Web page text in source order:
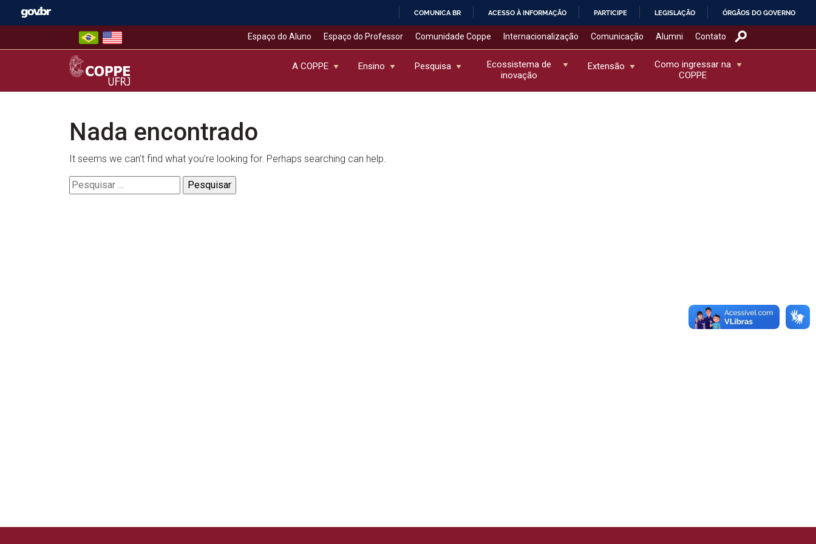
COMUNICA BR ACESSO À INFORMAÇÃO PARTICIPE LEGISLAÇÃO ÓRGÃOS DO GOVERNO
Espaço do Aluno Espaço do Professor Comunidade Coppe Internacionalização Comunicação Alumni Contato
COPPE – UFRJ
A COPPE Ensino Pesquisa
Ecossistema de
inovação
Extensão
Como ingressar na
COPPE
Nada encontrado
It seems we can’t find what you’re looking for. Perhaps searching can help.
Pesquisar
por: